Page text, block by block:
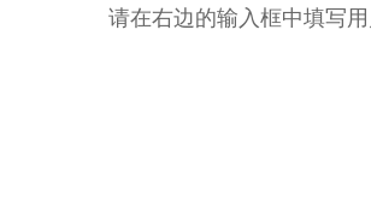
请在右边的输入框中填写用